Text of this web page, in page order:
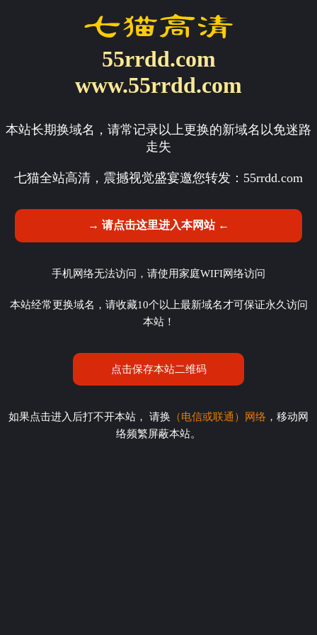
55rrdd.com
www.55rrdd.com
本站长期换域名，请常记录以上更换的新域名以免迷路
走失
七猫全站高清，震撼视觉盛宴邀您转发： 55rrdd.com
→ 请点击这里进入本网站 ←
手机网络无法访问，请使用家庭WIFI网络访问
本站经常更换域名，请收藏10个以上最新域名才可保证永久访问
本站！
点击保存本站二维码
如果点击进入后打不开本站， 请换 （电信或联通）网络 ，移动网
络频繁屏蔽本站。